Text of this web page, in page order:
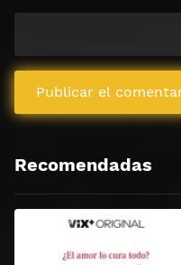
Recomendadas
HD 1080P